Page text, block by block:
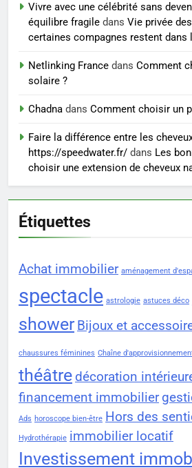
8
Voyance à La
sérieux à un
BIEN ÊTRE
Vivre avec une célébrité sans
équilibre fragile dans Vie privée
certaines compagnes restent dans
Netlinking France dans Comment
solaire ?
Chadna dans Comment choisir un
Faire la différence entre les
https://speedwater.fr/ dans Les
choisir une extension de cheveux
Étiquettes
Achat immobilier aménagement
spectacle astrologie astuces déco
shower Bijoux et
chaussures féminines Chaîne
théâtre décoration
financement immobilier
Ads horoscope bien-être Hors des
Hydrothérapie immobilier locatif
Investissement